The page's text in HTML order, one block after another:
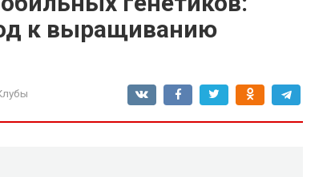
к выращиванию